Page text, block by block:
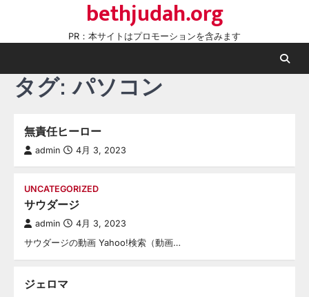
content
bethjudah.org
PR：本サイトはプロモーションを含みます
タグ:パソコン
無責任ヒーロー
admin 4月 3, 2023
UNCATEGORIZED
サウダージ
admin 4月 3, 2023
サウダージの動画 Yahoo!検索（動画…
ジェロマ